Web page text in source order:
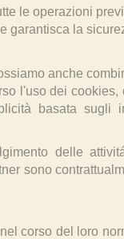
le operazioni
garantisca la
anche
l'uso dei
basata sugli
delle
sono
corso del loro